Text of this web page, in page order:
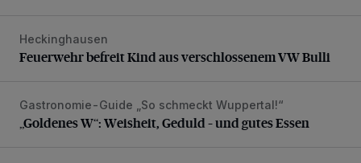
Feuerwehr befreit Kind aus verschlossenem VW Bulli
Heckinghausen
Feuerwehr befreit Kind aus verschlossenem VW Bulli
„Goldenes W“: Weisheit, Geduld – und gutes Essen
Gastronomie-Guide „So schmeckt Wuppertal!“
„Goldenes W“: Weisheit, Geduld – und gutes Essen